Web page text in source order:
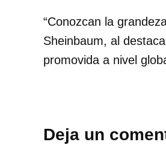
“Conozcan la
Sheinbaum, al
promovida a nivel
Deja un